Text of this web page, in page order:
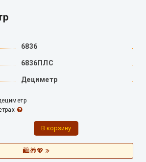
6836
6836ПЛС
Дециметр
🛍️🎁💖